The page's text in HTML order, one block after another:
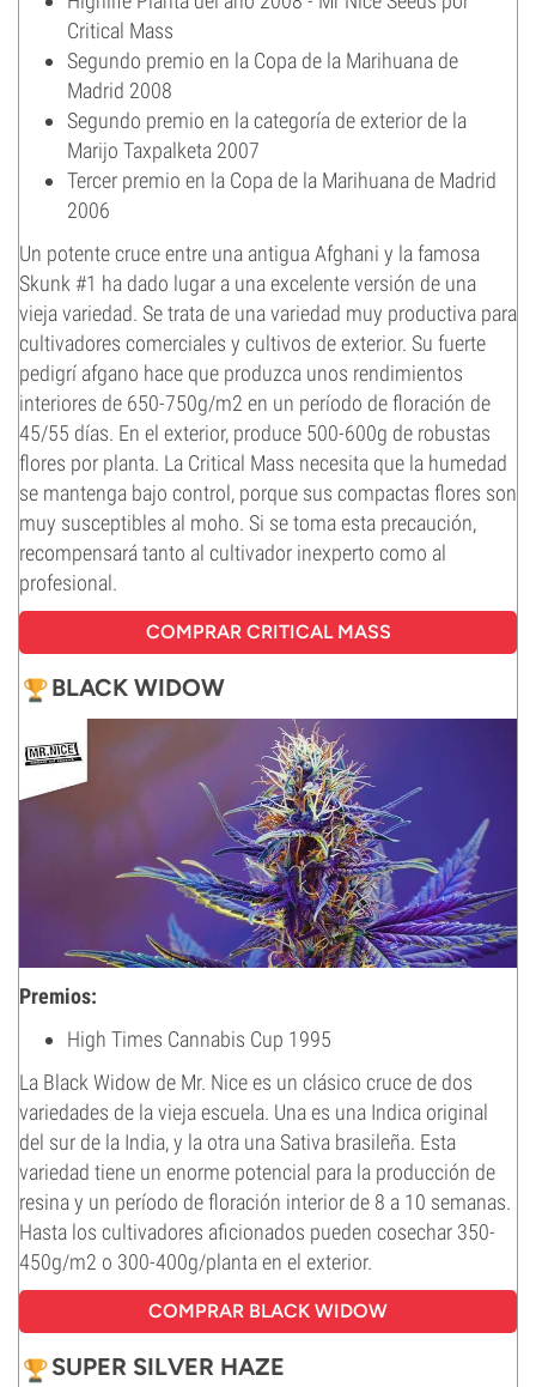
Critical Mass
Segundo premio en la Copa de la Marihuana de
Madrid 2008
Segundo premio en la categoría de exterior de la
Marijo Taxpalketa 2007
Tercer premio en la Copa de la Marihuana de Madrid
2006
Un potente cruce entre una antigua Afghani y la famosa
Skunk #1 ha dado lugar a una excelente versión de una
vieja variedad. Se trata de una variedad muy productiva para
cultivadores comerciales y cultivos de exterior. Su fuerte
pedigrí afgano hace que produzca unos rendimientos
interiores de 650-750g/m2 en un período de floración de
45/55 días. En el exterior, produce 500-600g de robustas
flores por planta. La Critical Mass necesita que la humedad
se mantenga bajo control, porque sus compactas flores son
muy susceptibles al moho. Si se toma esta precaución,
recompensará tanto al cultivador inexperto como al
profesional.
COMPRAR CRITICAL MASS
BLACK WIDOW
Premios:
High Times Cannabis Cup 1995
La Black Widow de Mr. Nice es un clásico cruce de dos
variedades de la vieja escuela. Una es una Indica original
del sur de la India, y la otra una Sativa brasileña. Esta
variedad tiene un enorme potencial para la producción de
resina y un período de floración interior de 8 a 10 semanas.
Hasta los cultivadores aficionados pueden cosechar 350-
450g/m2 o 300-400g/planta en el exterior.
COMPRAR BLACK WIDOW
SUPER SILVER HAZE